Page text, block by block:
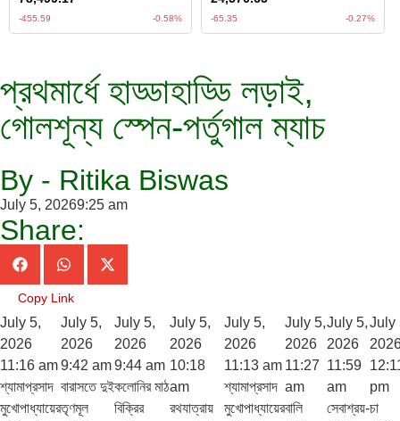
প্রথমার্ধে হাড্ডাহাড্ডি লড়াই,
গোলশূন্য স্পেন-পর্তুগাল ম্যাচ
By - Ritika Biswas
July 5, 20269:25 am
Share:
Copy Link
July 5,
2026
11:16 am
শ্যামাপ্রসাদ
মুখোপাধ্যায়ের
July 5,
2026
9:42 am
বারাসতে দুই
তৃণমূল
July 5,
2026
9:44 am
কলোনির মাঠ
বিক্রির
July 5,
2026
10:18
am
রথযাত্রায়
July 5,
2026
11:13 am
শ্যামাপ্রসাদ
মুখোপাধ্যায়ের
July 5,
2026
11:27
am
বালি
July 5,
2026
11:59
am
সেবাশ্রয়-
July
pm
চা